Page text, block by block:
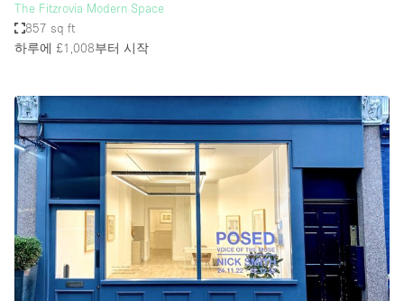
The Fitzrovia Modern Space
857 sq ft
하루에 £1,008부터 시작